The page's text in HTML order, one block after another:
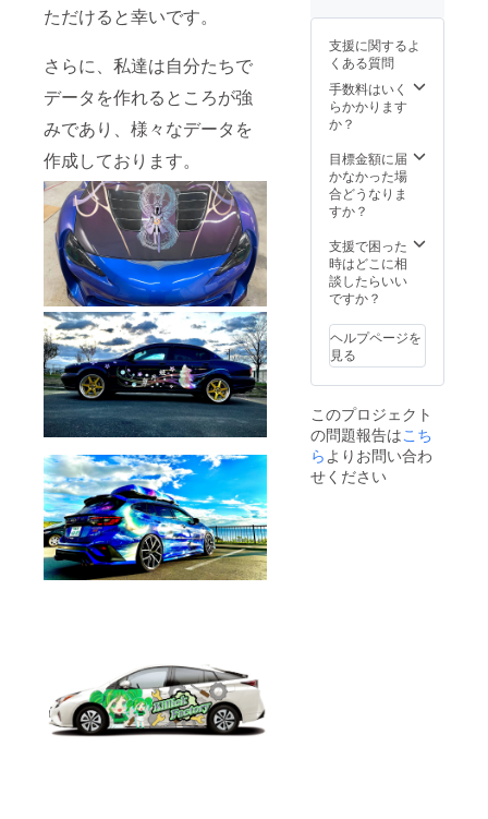
ただけると幸いです。
さらに、私達は自分たちで
データを作れるところが強
みであり、様々なデータを
作成しております。
ただき
※備考欄
に大き
さを記
入して
くださ
支援に関するよ
くある質問
手数料はいく
らかかります
か？
目標金額に届
かなかった場
合どうなりま
すか？
支援で困った
時はどこに相
談したらいい
ですか？
ヘルプページを
見る
このプロジェクト
の問題報告はこち
らよりお問い合わ
せください